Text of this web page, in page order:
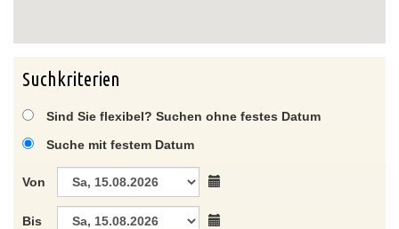
Suchkriterien
Sind Sie flexibel? Suchen ohne festes Datum
Suche mit festem Datum
Von
Bis